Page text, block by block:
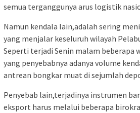
semua terganggunya arus logistik
Namun kendala lain,adalah sering
yang menjalar keseluruh wilayah
Seperti terjadi Senin malam beberapa
yang penyebabnya adanya volume
antrean bongkar muat di sejumlah
Penyebab lain,terjadinya instrumen
eksport harus melalui beberapa